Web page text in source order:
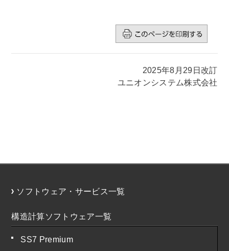
2025年8月29日改訂
ユニオンシステム株式会社
ソフトウェア・サービス一覧
構造計算ソフトウェア一覧
SS7 Premium